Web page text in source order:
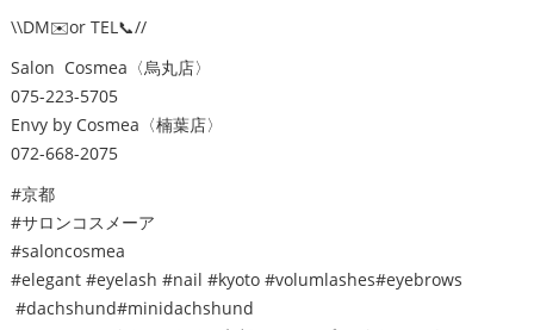
\\DM✉️or TEL📞//
Salon Cosmea〈烏丸店〉
075-223-5705
Envy by Cosmea〈楠葉店〉
072-668-2075
#京都
#サロンコスメーア
#saloncosmea
#elegant #eyelash #nail #kyoto #volumlashes#eyebrows
#dachshund#minidachshund